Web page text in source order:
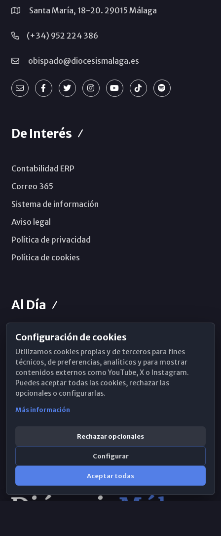
Santa María, 18-20. 29015 Málaga
(+34) 952 224 386
obispado@diocesismalaga.es
De Interés
Contabilidad ERP
Correo 365
Sistema de información
Aviso legal
Política de privacidad
Política de cookies
Al Día
Horarios de Misa
Hemeroteca
WhatsApp
Configuración de cookies
Utilizamos cookies propias y de terceros para fines
técnicos, de preferencias, analíticos y para mostrar
contenidos externos como YouTube, X o Instagram.
Puedes aceptar todas las cookies, rechazar las
opcionales o configurarlas.
Más información
Rechazar opcionales
Configurar
Aceptar todas